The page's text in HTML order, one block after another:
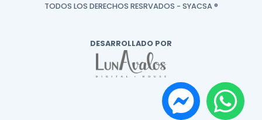
TODOS LOS DERECHOS RESRVADOS - SYACSA ®
DESARROLLADO POR